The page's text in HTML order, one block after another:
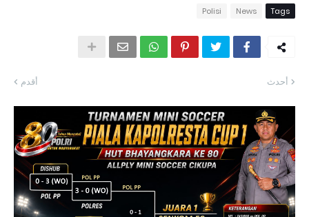
Tags
News
Polisi
أحدث أقدم